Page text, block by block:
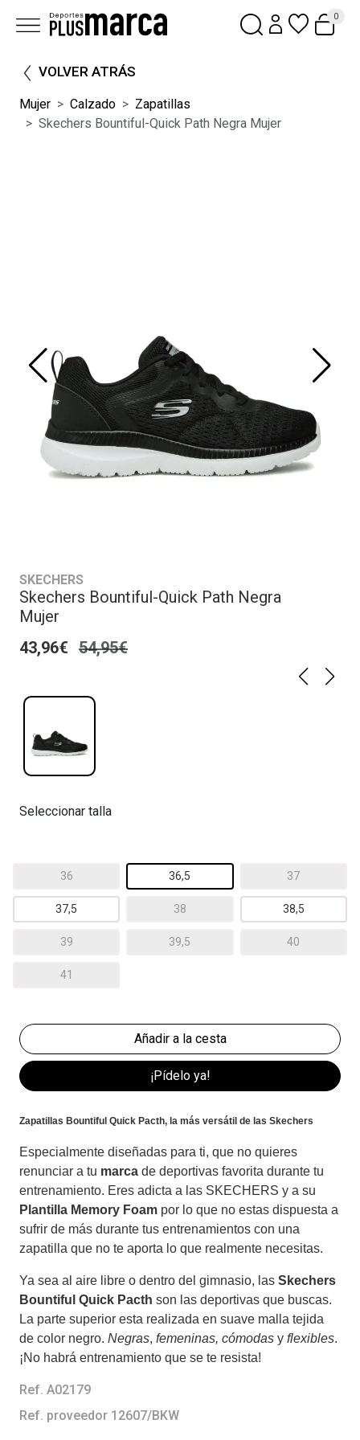
0
VOLVER ATRÁS
Mujer Calzado
Zapatillas
Skechers Bountiful-Quick Path Negra Mujer
SKECHERS
Skechers Bountiful-Quick Path Negra
Mujer
43,96€ 54,95€
Seleccionar talla
36 36,5 37
37,5 38 38,5
39 39,5 40
41
¡Pídelo ya!
Zapatillas Bountiful Quick Pacth, la más versátil de las Skechers
Especialmente diseñadas para ti, que no quieres
renunciar a tu marca de deportivas favorita durante tu
entrenamiento. Eres adicta a las SKECHERS y a su
Plantilla Memory Foam por lo que no estas dispuesta a
sufrir de más durante tus entrenamientos con una
zapatilla que no te aporta lo que realmente necesitas.
Ya sea al aire libre o dentro del gimnasio, las Skechers
Bountiful Quick Pacth son las deportivas que buscas.
La parte superior esta realizada en suave malla tejida
de color negro. Negras, femeninas, cómodas y flexibles.
¡No habrá entrenamiento que se te resista!
Ref. A02179
Ref. proveedor 12607/BKW